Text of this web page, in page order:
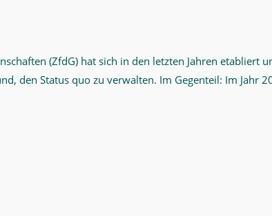
(ZfdG) hat sich in den letzten Jahren etabliert
den Status quo zu verwalten. Im Gegenteil: Im Jahr